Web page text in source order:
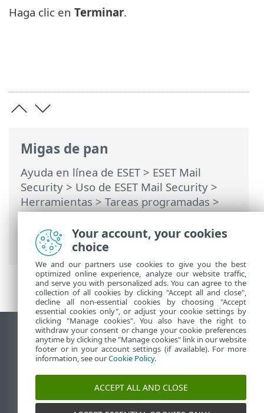
Migas de pan
Ayuda en línea de ESET> ESET Mail
Security > Uso de ESET Mail Security >
Herramientas>Tareas programadas>
Tareas programadas: Agregar tarea>
Informe de protección del servidor de
correo electrónico
Haga clic en Terminar.
Ver sitio del escritorio
End of Life
Base de conocimiento de ESET
Foro de ESET
ESET Status Portal
Your account, your cookies
choice
We and our partners use cookies to give you the best
optimized online experience, analyze our website traffic,
and serve you with personalized ads. You can agree to the
collection of all cookies by clicking "Accept all and close",
decline all non-essential cookies by choosing "Accept
essential cookies only", or adjust your cookie settings by
clicking "Manage cookies". You also have the right to
withdraw your consent or change your cookie preferences
anytime by clicking the "Manage cookies" link in our website
footer or in your account settings (if available). For more
information, see ourCookie Policy.
ACCEPT ALL AND CLOSE